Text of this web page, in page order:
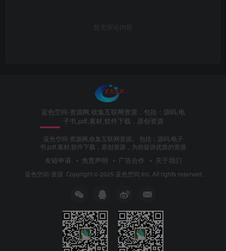
暂无评论内容
蓝色空间-资源网,收集互联网资源，包括：源码,电
子书,pdf,素材,软件下载，原创资源
蓝色空间-资源网,收集互联网资源。 包括：源码,电子
书,pdf,素材,软件下载，原创资源，为你提供优质的资源
友链申请 免责声明 广告合作 关于我们
蓝色空间-资源 Copyright © 2025 蓝色空间.Inc. All rights reserved.